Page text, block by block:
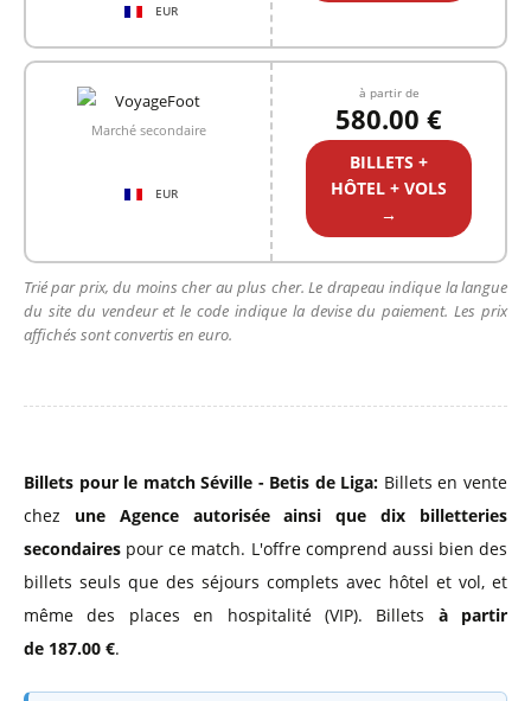
EUR
Marché secondaire
EUR
à partir de
580.00 €
BILLETS +
HÔTEL + VOLS
→
Trié par prix, du moins cher au plus cher. Le drapeau indique la langue
du site du vendeur et le code indique la devise du paiement. Les prix
affichés sont convertis en euro.
Billets pour le match Séville - Betis de Liga: Billets en vente
chez une Agence autoriséeainsi que dix billetteries
secondaires pour ce match. L'offre comprend aussi bien des
billets seuls que des séjours complets avec hôtel et vol, et
même des places en hospitalité (VIP). Billets à partir
de 187.00 €.